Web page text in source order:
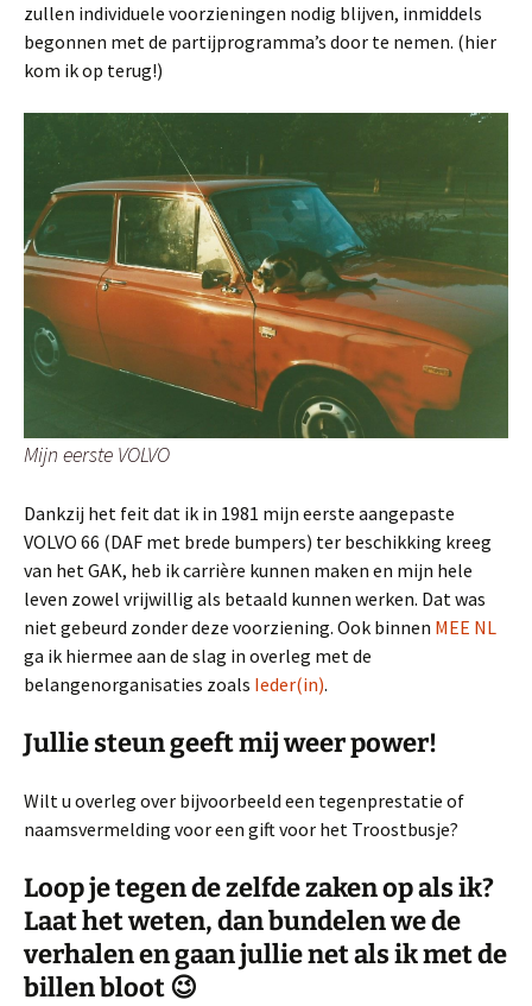
zullen individuele voorzieningen nodig blijven, inmiddels
begonnen met de partijprogramma’s door te nemen. (hier
kom ik op terug!)
Mijn eerste VOLVO
Dankzij het feit dat ik in 1981 mijn eerste aangepaste
VOLVO 66 (DAF met brede bumpers) ter beschikking kreeg
van het GAK, heb ik carrière kunnen maken en mijn hele
leven zowel vrijwillig als betaald kunnen werken. Dat was
niet gebeurd zonder deze voorziening. Ook binnen MEE NL
ga ik hiermee aan de slag in overleg met de
belangenorganisaties zoals Ieder(in).
Jullie steun geeft mij weer power!
Wilt u overleg over bijvoorbeeld een tegenprestatie of
naamsvermelding voor een gift voor het Troostbusje?
Loop je tegen de zelfde zaken op als ik?
Laat het weten, dan bundelen we de
verhalen en gaan jullie net als ik met de
billen bloot 😉